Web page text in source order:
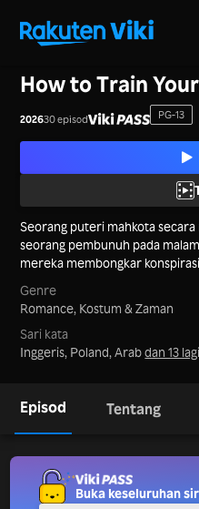
How to Train
202630 episod PG-13
Seorang puteri mahkota
seorang pembunuh pada
mereka membongkar
Genre
Romance, Kostum & Zaman
Sari kata
Inggeris, Poland, Arabdan 13 lagi
Episod Tentang
Buka keseluruhan